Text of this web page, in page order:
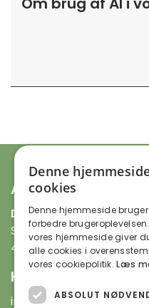
Adresse
DOF Sandvig
Sandevej 3, Sandvig
4735 Mern
Kontakt
info@sandvig-
Denne
cookies
Denne hjemmeside
forbedre
vores hjemmeside giver
alle cookies i
vores cookiepolitik.Læs
ABSOLUT